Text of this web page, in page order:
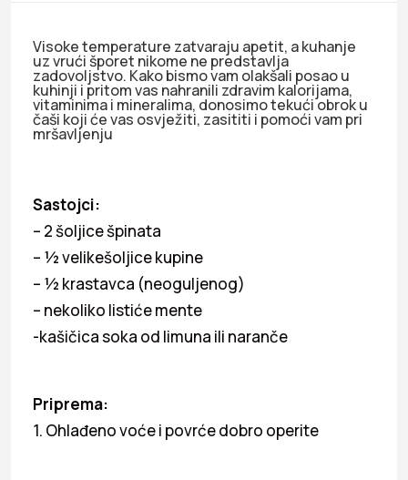
Visoke temperature zatvaraju apetit, a kuhanje
uz vrući šporet nikome ne predstavlja
zadovoljstvo. Kako bismo vam olakšali posao u
kuhinji i pritom vas nahranili zdravim kalorijama,
vitaminima i mineralima, donosimo tekući obrok u
čaši koji će vas osvježiti, zasititi i pomoći vam pri
mršavljenju
Sastojci:
– 2 šoljice špinata
– ½ velikešoljice kupine
– ½ krastavca (neoguljenog)
– nekoliko listiće mente
-kašičica soka od limuna ili naranče
Priprema:
1. Ohlađeno voće i povrće dobro operite